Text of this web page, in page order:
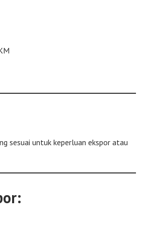
sesuai untuk keperluan ekspor atau